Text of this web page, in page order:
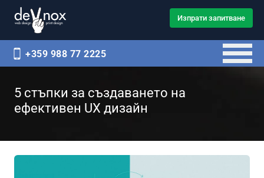
Изпрати запитване
+359 988 77 2225
5 стъпки за създаването на
ефективен UX дизайн